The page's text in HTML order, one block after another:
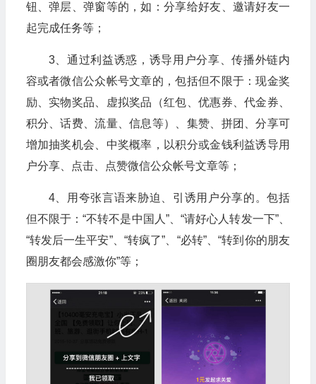
钮、弹层、弹窗等的，如：分享给好友、邀请好友一
起完成任务等；
3、通过利益诱惑，诱导用户分享、传播外链内
容或者微信公众帐号文章的，包括但不限于：现金奖
励、实物奖品、虚拟奖品（红包、优惠券、代金券、
积分、话费、流量、信息等）、集赞、拼团、分享可
增加抽奖机会、中奖概率，以积分或金钱利益诱导用
户分享、点击、点赞微信公众帐号文章等；
4、用夸张言语来胁迫、引诱用户分享的。包括
但不限于：“不转不是中国人”、“请好心人转发一下”、
“转发后一生平安”、“转疯了”、“必转”、“转到你的朋友
圈朋友都会感激你”等；